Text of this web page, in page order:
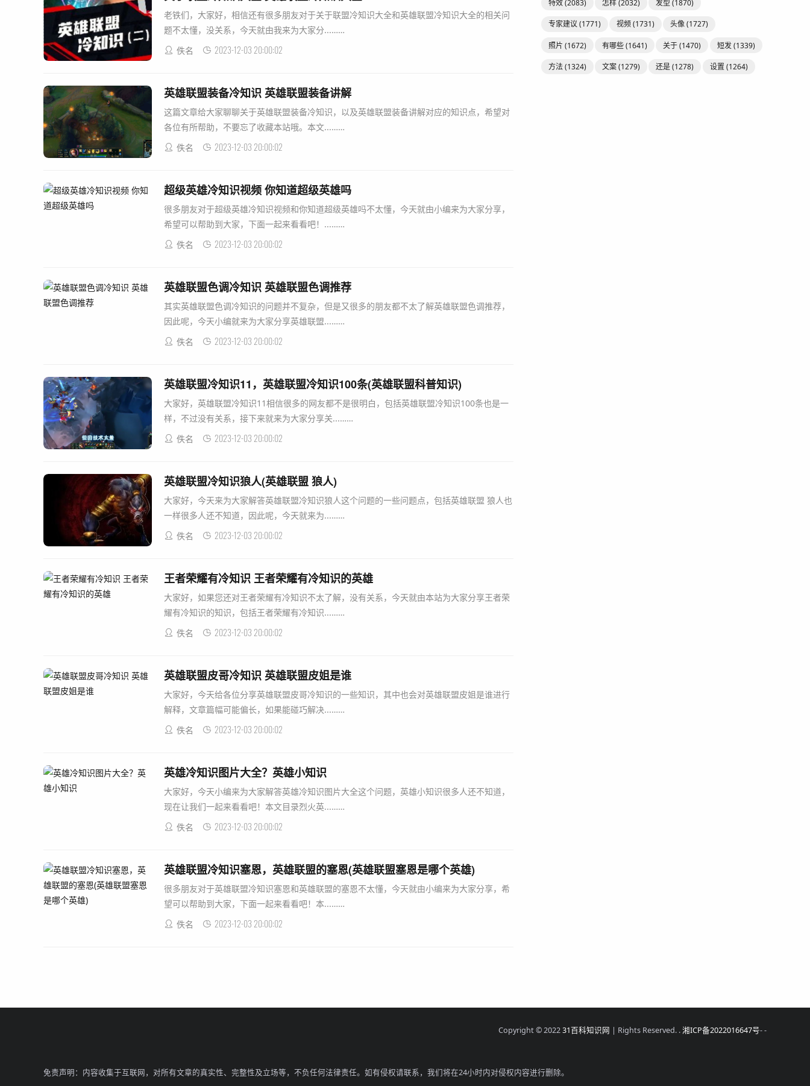
老铁们，大家好，相信还有很多朋友对于关于联盟冷知识大全和英雄联盟冷知识大全的相关问
题不太懂，没关系，今天就由我来为大家分...……
佚名
2023-12-03 20:00:02
英雄联盟装备冷知识 英雄联盟装备讲解
这篇文章给大家聊聊关于英雄联盟装备冷知识，以及英雄联盟装备讲解对应的知识点，希望对
各位有所帮助，不要忘了收藏本站哦。本文...……
佚名
2023-12-03 20:00:02
超级英雄冷知识视频 你知道超级英雄吗
很多朋友对于超级英雄冷知识视频和你知道超级英雄吗不太懂，今天就由小编来为大家分享，
希望可以帮助到大家，下面一起来看看吧！...……
佚名
2023-12-03 20:00:02
英雄联盟色调冷知识 英雄联盟色调推荐
其实英雄联盟色调冷知识的问题并不复杂，但是又很多的朋友都不太了解英雄联盟色调推荐，
因此呢，今天小编就来为大家分享英雄联盟...……
佚名
2023-12-03 20:00:02
英雄联盟冷知识11，英雄联盟冷知识100条(英雄联盟科普知识)
大家好，英雄联盟冷知识11相信很多的网友都不是很明白，包括英雄联盟冷知识100条也是一
样，不过没有关系，接下来就来为大家分享关...……
佚名
2023-12-03 20:00:02
英雄联盟冷知识狼人(英雄联盟 狼人)
大家好，今天来为大家解答英雄联盟冷知识狼人这个问题的一些问题点，包括英雄联盟 狼人也
一样很多人还不知道，因此呢，今天就来为...……
佚名
2023-12-03 20:00:02
王者荣耀有冷知识 王者荣耀有冷知识的英雄
大家好，如果您还对王者荣耀有冷知识不太了解，没有关系，今天就由本站为大家分享王者荣
耀有冷知识的知识，包括王者荣耀有冷知识...……
佚名
2023-12-03 20:00:02
英雄联盟皮哥冷知识 英雄联盟皮姐是谁
大家好，今天给各位分享英雄联盟皮哥冷知识的一些知识，其中也会对英雄联盟皮姐是谁进行
解释，文章篇幅可能偏长，如果能碰巧解决...……
佚名
2023-12-03 20:00:02
英雄冷知识图片大全？英雄小知识
大家好，今天小编来为大家解答英雄冷知识图片大全这个问题，英雄小知识很多人还不知道，
现在让我们一起来看看吧！本文目录烈火英...……
佚名
2023-12-03 20:00:02
英雄联盟冷知识塞恩，英雄联盟的塞恩(英雄联盟塞恩是哪个英雄)
很多朋友对于英雄联盟冷知识塞恩和英雄联盟的塞恩不太懂，今天就由小编来为大家分享，希
望可以帮助到大家，下面一起来看看吧！本...……
佚名
2023-12-03 20:00:02
特效(2083) 怎样(2032) 发型 (1870)
专家建议 (1771) 视频(1731) 头像(1727)
照片 (1672) 有哪些(1641) 关于(1470) 短发(1339)
方法(1324) 文案(1279) 还是(1278) 设置 (1264)
Copyright © 202231百科知识网 | Rights Reserved. .湘ICP备2022016647号--
免责声明：内容收集于互联网，对所有文章的真实性、完整性及立场等，不负任何法律责任。如有侵权请联系，我们将在24小时内对侵权内容进行删除。